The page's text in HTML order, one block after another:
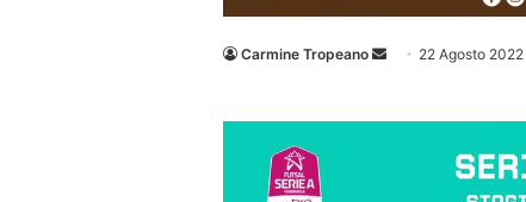
Carmine Tropeano
Invia 22 Agosto 2022